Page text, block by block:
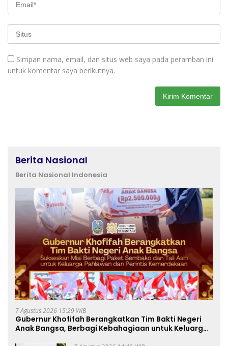
Simpan nama, email, dan situs web saya pada peramban ini
untuk komentar saya berikutnya.
Berita Nasional
Berita Nasional Indonesia
7 Agustus 2026 15:29 WIB
Gubernur Khofifah Berangkatkan Tim Bakti Negeri
Anak Bangsa, Berbagi Kebahagiaan untuk Keluarga